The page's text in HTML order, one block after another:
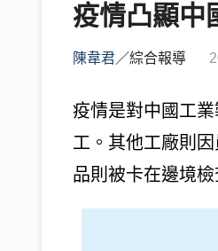
疫情凸顯中
陳韋君／綜合報導
疫情是對中國工
工。其他工廠則
品則被卡在邊境